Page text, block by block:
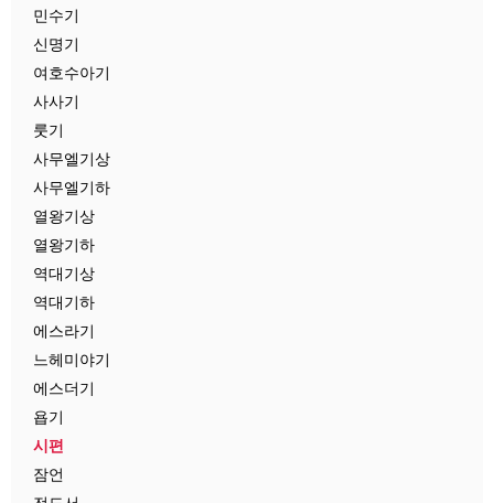
민수기
신명기
여호수아기
사사기
룻기
사무엘기상
사무엘기하
열왕기상
열왕기하
역대기상
역대기하
에스라기
느헤미야기
에스더기
욥기
시편
잠언